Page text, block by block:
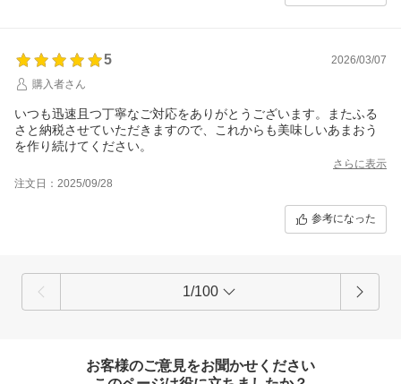
5
2026/03/07
購入者さん
いつも迅速且つ丁寧なご対応をありがとうございます。またふる
さと納税させていただきますので、これからも美味しいあまおう
を作り続けてください。
さらに表示
注文日：2025/09/28
参考になった
1/100
お客様のご意見をお聞かせください